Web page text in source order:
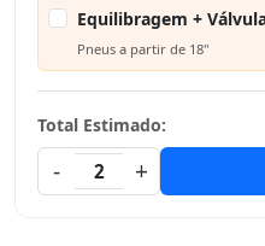
Equilibragem +
Pneus a partir de 18"
Total Estimado:
-
2 +